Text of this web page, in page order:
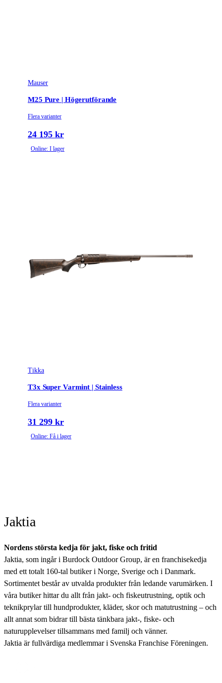
Mauser
M25 Pure | Högerutförande
Flera varianter
24 195 kr
Online: I lager
Tikka
T3x Super Varmint | Stainless
Flera varianter
31 299 kr
Online: Få i lager
Jaktia
Nordens största kedja för jakt, fiske och fritid
Jaktia, som ingår i Burdock Outdoor Group, är en franchisekedja
med ett totalt 160-tal butiker i Norge, Sverige och i Danmark.
Sortimentet består av utvalda produkter från ledande varumärken. I
våra butiker hittar du allt från jakt- och fiskeutrustning, optik och
teknikprylar till hundprodukter, kläder, skor och matutrustning – och
allt annat som bidrar till bästa tänkbara jakt-, fiske- och
naturupplevelser tillsammans med familj och vänner.
Jaktia är fullvärdiga medlemmar i Svenska Franchise Föreningen.